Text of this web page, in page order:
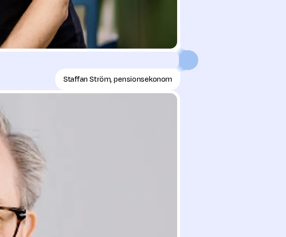
Staffan Ström, pensionsekonom